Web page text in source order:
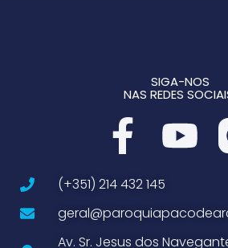
SIGA-NOS
NAS REDES
(+351) 214 432 145
Av. Sr. Jesus dos